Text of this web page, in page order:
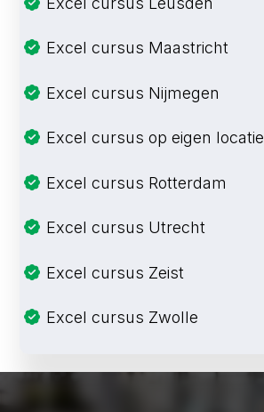
Excel cursus Maastricht
Excel cursus Nijmegen
Excel cursus op eigen locatie
Excel cursus Rotterdam
Excel cursus Utrecht
Excel cursus Zeist
Excel cursus Zwolle